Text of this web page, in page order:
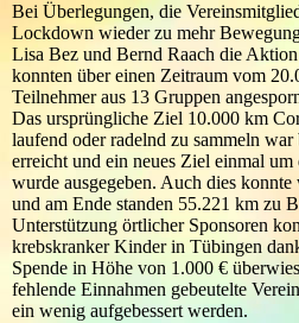
Bei Überlegungen, die
Lockdown wieder zu mehr
Lisa Bez und Bernd Raach die
konnten über einen Zeitraum vom
Teilnehmer aus 13 Gruppen
Das ursprüngliche Ziel 10.000 km
laufend oder radelnd zu sammeln war
erreicht und ein neues Ziel einmal
wurde ausgegeben. Auch dies
und am Ende standen 55.221 km zu
Unterstützung örtlicher Sponsoren
krebskranker Kinder in Tübingen
Spende in Höhe von 1.000 €
fehlende Einnahmen gebeutelte
ein wenig aufgebessert werden.